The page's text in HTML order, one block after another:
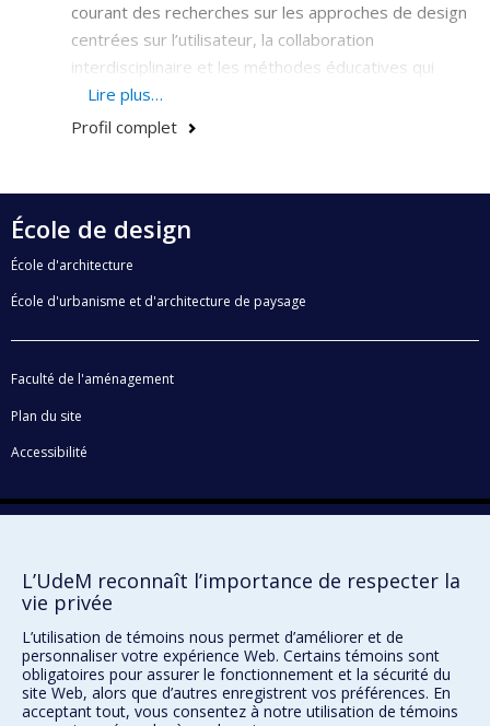
courant des recherches sur les approches de design
centrées sur l’utilisateur, la collaboration
interdisciplinaire et les méthodes éducatives qui
mènent à une collaboration soutenue et performante.
Elle s’intéresse particulièrement à la collaboration dans
dans des situations de travail à distance à l’aide des
technologies de l’information et de la communication.
la conception des interfaces humain-ordinateur (HCI) et
elle privilégie une approche de recherche par projet où
le chercheur a un rôle de designer/chercheur.
Lire plus…
Profil complet
École de design
École d'architecture
École d'urbanisme et d'architecture de paysage
Faculté de l'aménagement
Plan du site
Accessibilité
Paramètres des témoins
Université de
L’UdeM reconnaît l’importance de respecter la
vie privée
L’utilisation de témoins nous permet d’améliorer et de
personnaliser votre expérience Web. Certains témoins sont
obligatoires pour assurer le fonctionnement et la sécurité du
site Web, alors que d’autres enregistrent vos préférences. En
acceptant tout, vous consentez à notre utilisation de témoins